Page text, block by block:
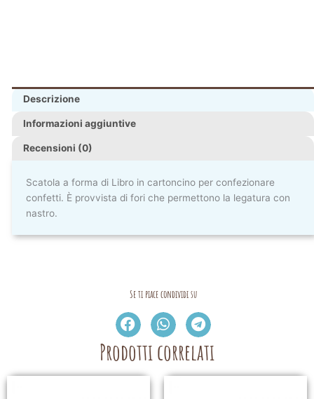
Descrizione
Informazioni aggiuntive
Recensioni (0)
Scatola a forma di Libro in cartoncino per confezionare
confetti. È provvista di fori che permettono la legatura con
nastro.
Se ti piace condividi su
Prodotti correlati